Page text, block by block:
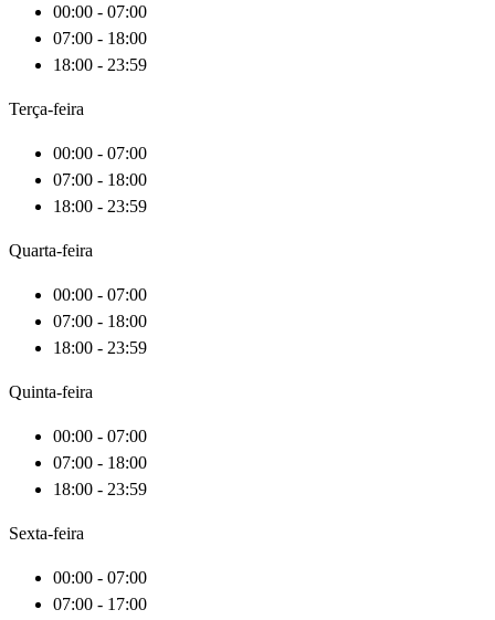
00:00 - 07:00
07:00 - 18:00
18:00 - 23:59
Terça-feira
00:00 - 07:00
07:00 - 18:00
18:00 - 23:59
Quarta-feira
00:00 - 07:00
07:00 - 18:00
18:00 - 23:59
Quinta-feira
00:00 - 07:00
07:00 - 18:00
18:00 - 23:59
Sexta-feira
00:00 - 07:00
07:00 - 17:00